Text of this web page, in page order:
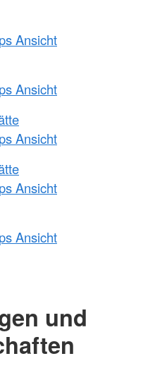
Ansicht
Ansicht
Ansicht
Ansicht
Ansicht
und